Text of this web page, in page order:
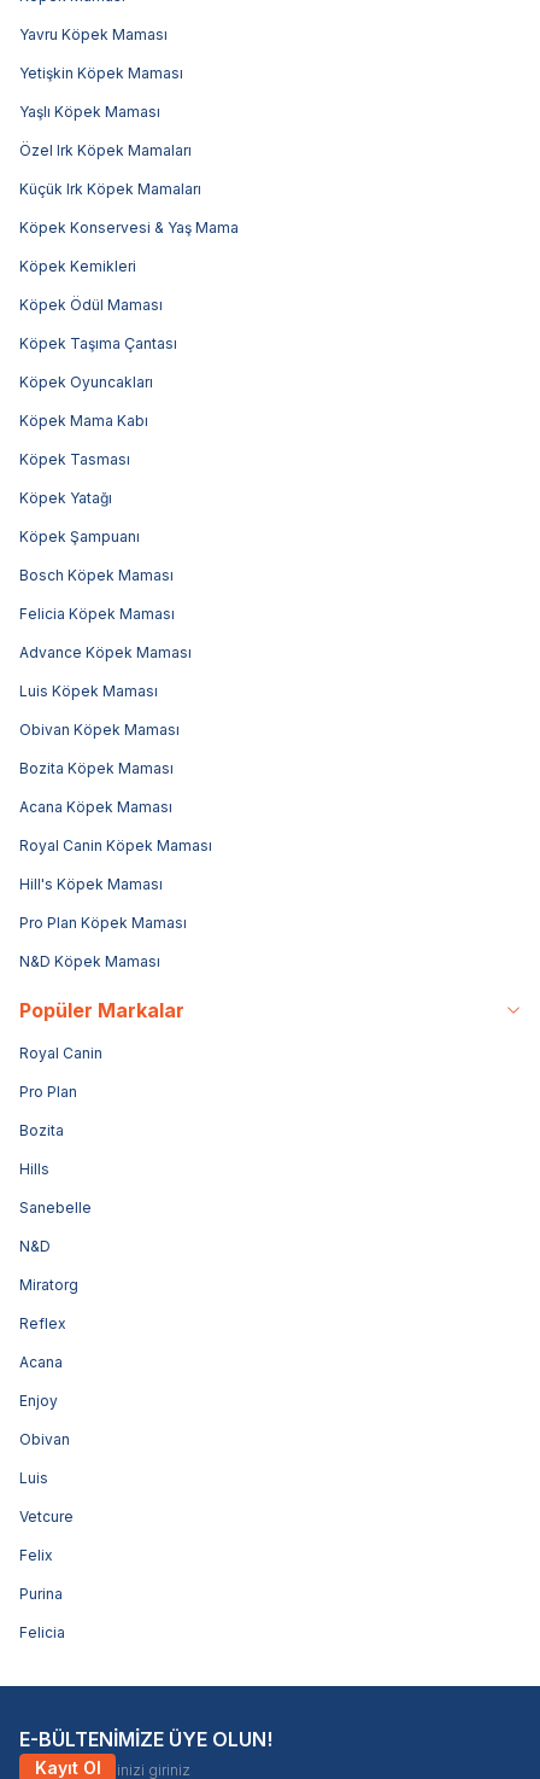
Yavru Köpek Maması
Yetişkin Köpek Maması
Yaşlı Köpek Maması
Özel Irk Köpek Mamaları
Küçük Irk Köpek Mamaları
Köpek Konservesi & Yaş Mama
Köpek Kemikleri
Köpek Ödül Maması
Köpek Taşıma Çantası
Köpek Oyuncakları
Köpek Mama Kabı
Köpek Tasması
Köpek Yatağı
Köpek Şampuanı
Bosch Köpek Maması
Felicia Köpek Maması
Advance Köpek Maması
Luis Köpek Maması
Obivan Köpek Maması
Bozita Köpek Maması
Acana Köpek Maması
Royal Canin Köpek Maması
Hill's Köpek Maması
Pro Plan Köpek Maması
N&D Köpek Maması
Popüler Markalar
Royal Canin
Pro Plan
Bozita
Hills
Sanebelle
N&D
Miratorg
Reflex
Acana
Enjoy
Obivan
Luis
Vetcure
Felix
Purina
Felicia
E-BÜLTENİMİZE ÜYE OLUN!
Kayıt Ol